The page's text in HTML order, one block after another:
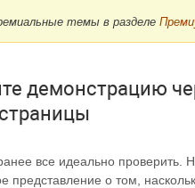
темы в разделе
демонстрацию
все идеально проверить.
представление о том,